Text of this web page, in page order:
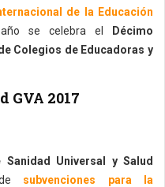
de la Educación
se celebra el
Décimo
Colegios de Educadoras y
GVA 2017
Sanidad Universal y Salud
subvenciones para la